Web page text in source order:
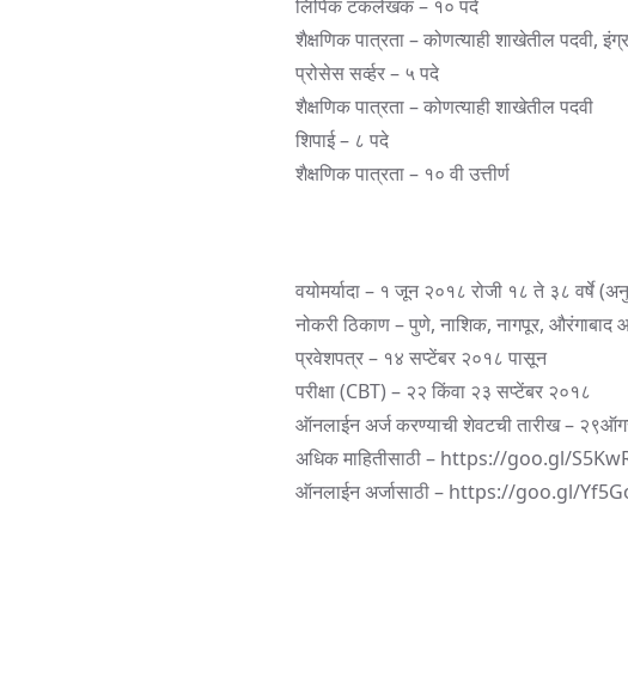
लिपिक टंकलेखक – १० पदे
शैक्षणिक पात्रता – कोणत्याही शाखेतील पदवी,
प्रोसेस सर्व्हर – ५ पदे
शैक्षणिक पात्रता – कोणत्याही शाखेतील पदवी
शिपाई – ८ पदे
शैक्षणिक पात्रता – १० वी उत्तीर्ण
वयोमर्यादा – १ जून २०१८ रोजी १८ ते ३८ वर्षे
नोकरी ठिकाण – पुणे, नाशिक, नागपूर, औरंगाबाद
प्रवेशपत्र – १४ सप्टेंबर २०१८ पासून
परीक्षा (CBT) – २२ किंवा २३ सप्टेंबर २०१८
ऑनलाईन अर्ज करण्याची शेवटची तारीख –
अधिक माहितीसाठी – https://goo.gl/
ऑनलाईन अर्जासाठी – https://goo.gl/